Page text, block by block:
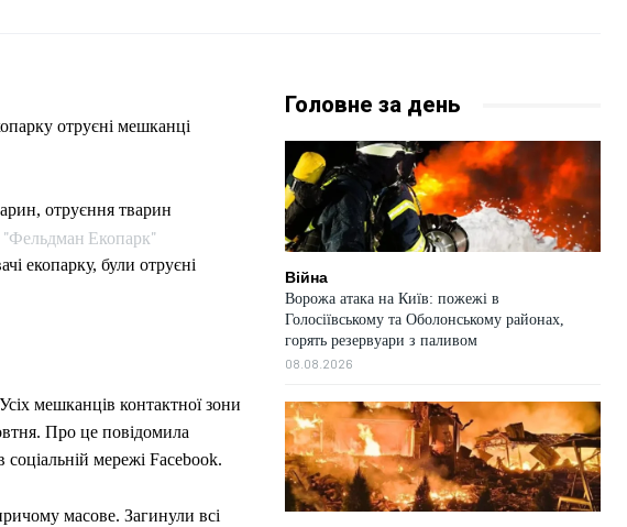
отруєні мешканці
Екопарк"
екопарку, були отруєні
мешканців контактної зони
Про це повідомила
мережі Facebook.
масове. Загинули всі
Головне за день
Війна
Ворожа атака на Київ: пожежі в
Голосіївському та Оболонському районах,
горять резервуари з паливом
08.08.2026